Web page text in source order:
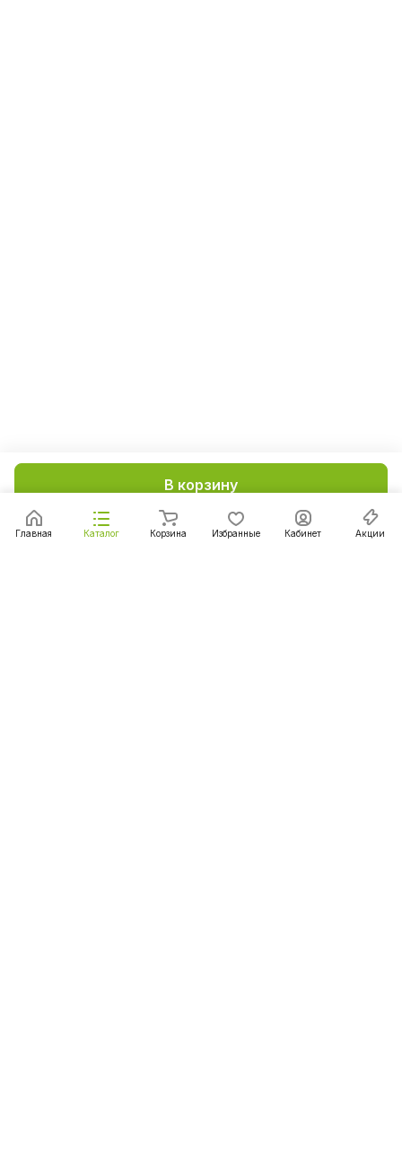
В корзину
Главная Каталог Корзина Избранные Кабинет Акции